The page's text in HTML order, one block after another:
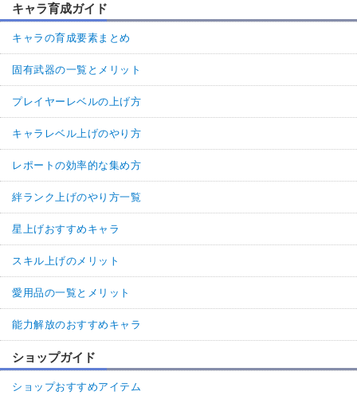
キャラ育成ガイド
キャラの育成要素まとめ
固有武器の一覧とメリット
プレイヤーレベルの上げ方
キャラレベル上げのやり方
レポートの効率的な集め方
絆ランク上げのやり方一覧
星上げおすすめキャラ
スキル上げのメリット
愛用品の一覧とメリット
能力解放のおすすめキャラ
ショップガイド
ショップおすすめアイテム